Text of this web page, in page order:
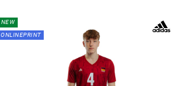
NEW
ONLINEPRINT